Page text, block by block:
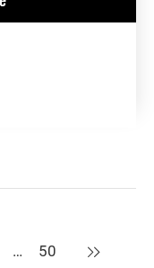
… 50 下一頁